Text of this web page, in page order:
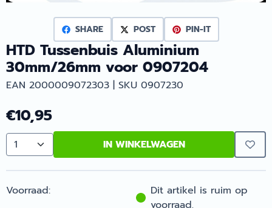
SHARE POST PIN-IT
HTD Tussenbuis Aluminium
30mm/26mm voor 0907204
EAN 2000009072303 | SKU 0907230
€10,95
Aantal IN WINKELWAGEN
Voorraad:
Dit artikel is ruim op
voorraad.